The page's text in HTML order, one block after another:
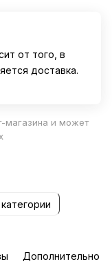
от того, в
доставка.
магазина и может
Дополнительно